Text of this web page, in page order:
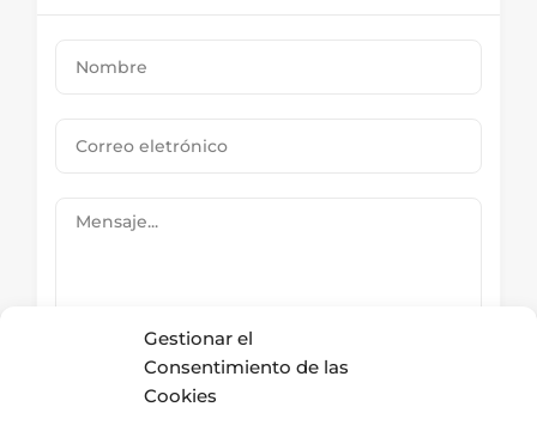
Gestionar el
Consentimiento de las
CookiesSubmit Now